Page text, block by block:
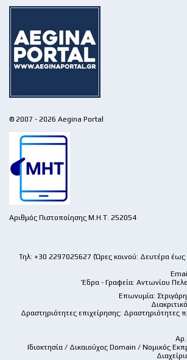
© 2007 - 2026 Aegina Portal
Αριθμός Πιστοποίησης Μ.Η.Τ. 252054
Τηλ: +30 2297025627 (Ώρες κοινού: Δευτέρα
Έδρα - Γραφεία: Αντωνίου
Επωνυμία:
Δραστηριότητες επιχείρησης: Δραστηριότητες
Ιδιοκτησία / Δικαιούχος Domain / Νομικός